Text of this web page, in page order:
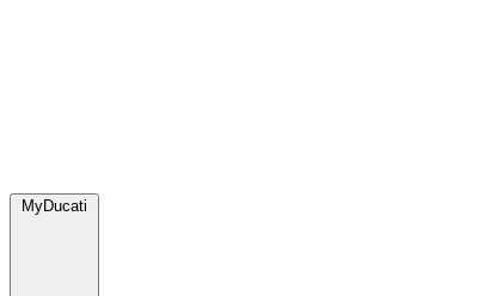
MyDucati